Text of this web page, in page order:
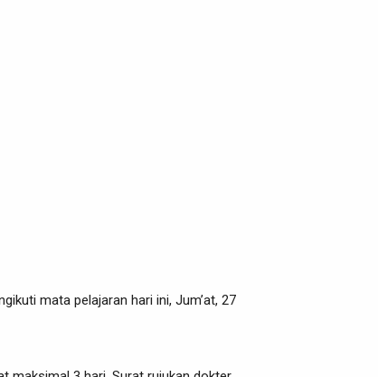
mata pelajaran hari ini, Jum’at, 27